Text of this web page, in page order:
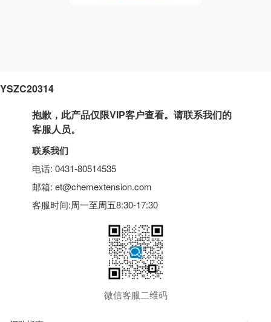
YSZC20314
抱歉，此产品仅限VIP客户查看。请联系我们的
客服人员。
联系我们
电话: 0431-80514535
邮箱: et@chemextension.com
客服时间:周一至周五8:30-17:30
微信客服二维码